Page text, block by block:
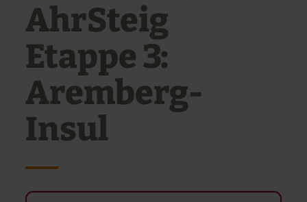
AhrSteig
Etappe 3:
Aremberg-
Insul